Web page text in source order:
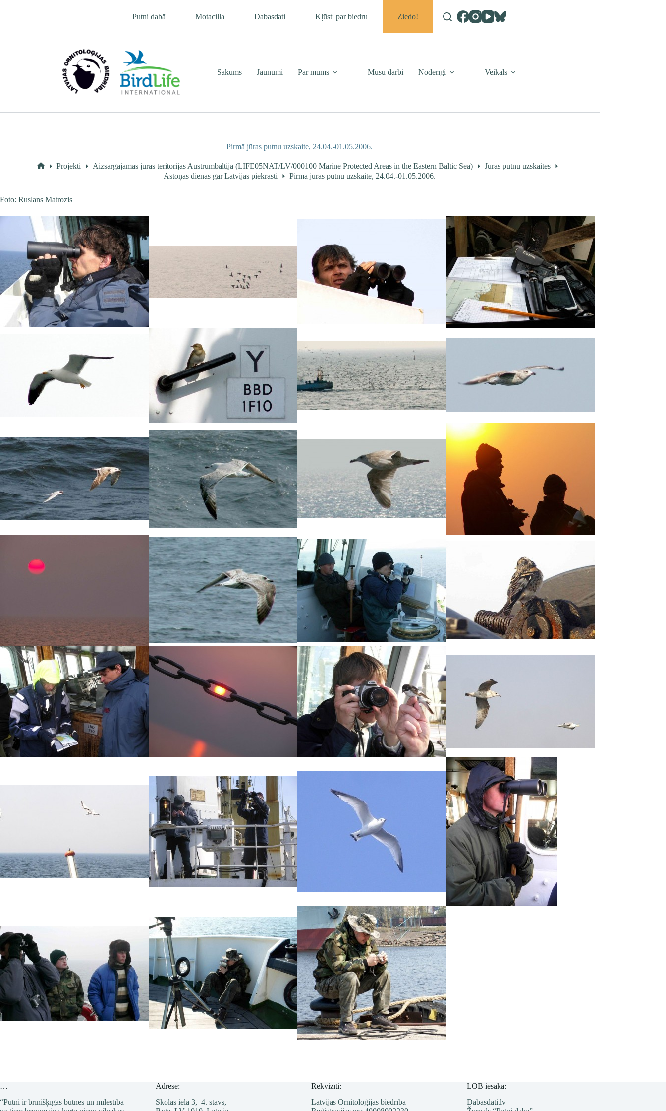
Putni dabā Motacilla Dabasdati Kļūsti par biedru Ziedo!
Sākums Jaunumi Par mums Mūsu darbi Noderīgi Veikals
Pirmā jūras putnu uzskaite, 24.04.-01.05.2006.
Projekti Aizsargājamās jūras teritorijas Austrumbaltijā (LIFE05NAT/LV/000100 Marine Protected Areas in the Eastern Baltic Sea)
Jūras putnu uzskaites
Astoņas dienas gar Latvijas piekrasti
Pirmā jūras putnu uzskaite, 24.04.-01.05.2006.
Foto: Ruslans Matrozis
…
“Putni ir brīnišķīgas būtnes un mīlestība
Adrese:
Skolas iela 3, 4. stāvs,
Rekvizīti:
Latvijas Ornitoloģijas biedrība
LOB iesaka:
Dabasdati.lv